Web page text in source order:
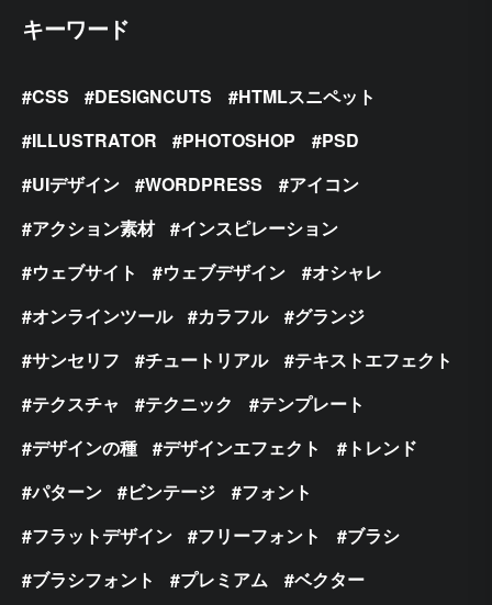
キーワード
CSS DESIGNCUTS
HTMLスニペット
ILLUSTRATOR
PHOTOSHOP
PSD
UIデザイン
WORDPRESS
アイコン
アクション素材
インスピレーション
ウェブサイト
ウェブデザイン
オシャレ
オンラインツール
カラフル
グランジ
サンセリフ
チュートリアル
テキストエフェクト
テクスチャ
テクニック
テンプレート
デザインの種
デザインエフェクト
トレンド
パターン
ビンテージ
フォント
フラットデザイン
フリーフォント
ブラシ
ブラシフォント
プレミアム
ベクター